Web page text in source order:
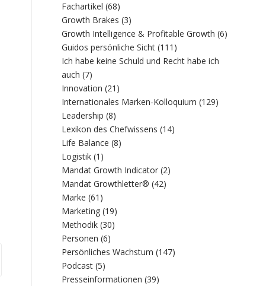
Fachartikel (68)
Growth Brakes (3)
Growth Intelligence & Profitable Growth (6)
Guidos persönliche Sicht (111)
Ich habe keine Schuld und Recht habe ich
auch (7)
Innovation (21)
Internationales Marken-Kolloquium (129)
Leadership (8)
Lexikon des Chefwissens (14)
Life Balance (8)
Logistik (1)
Mandat Growth Indicator (2)
Mandat Growthletter® (42)
Marke (61)
Marketing (19)
Methodik (30)
Personen (6)
Persönliches Wachstum (147)
Podcast (5)
Presseinformationen (39)